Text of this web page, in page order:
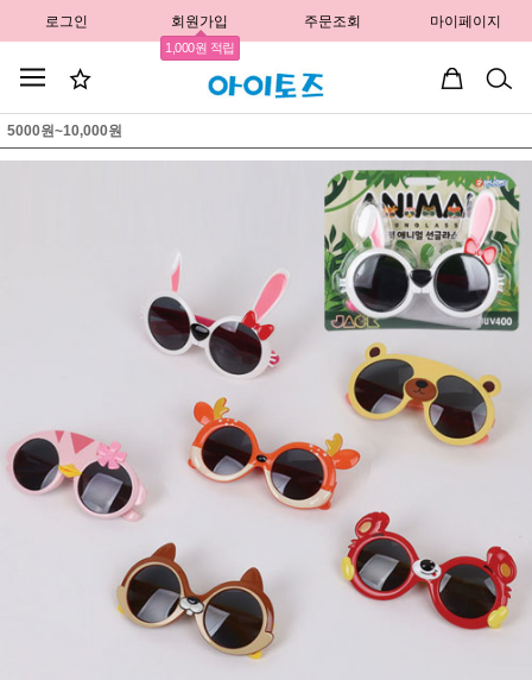
로그인 회원가입
1,000원 적립
주문조회 마이페이지
5000원~10,000원